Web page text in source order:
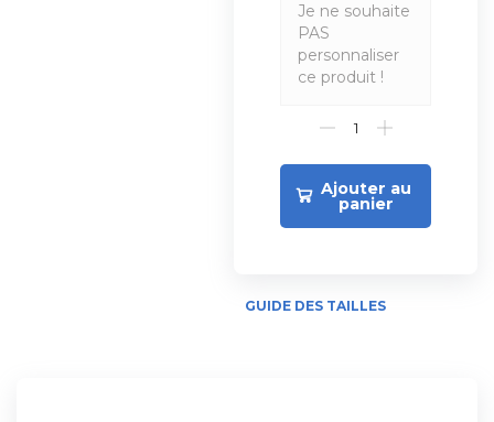
Je ne souhaite
PAS
personnaliser
ce produit !
Ajouter au
panier
GUIDE DES TAILLES